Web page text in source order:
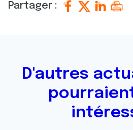
Partager :
D'autres